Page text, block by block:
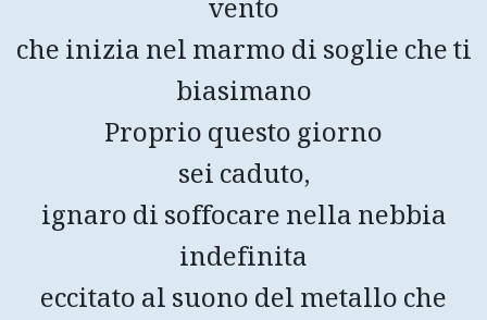
vento
che inizia nel marmo di soglie che ti
biasimano
Proprio questo giorno
sei caduto,
ignaro di soffocare nella nebbia
indefinita
eccitato al suono del metallo che